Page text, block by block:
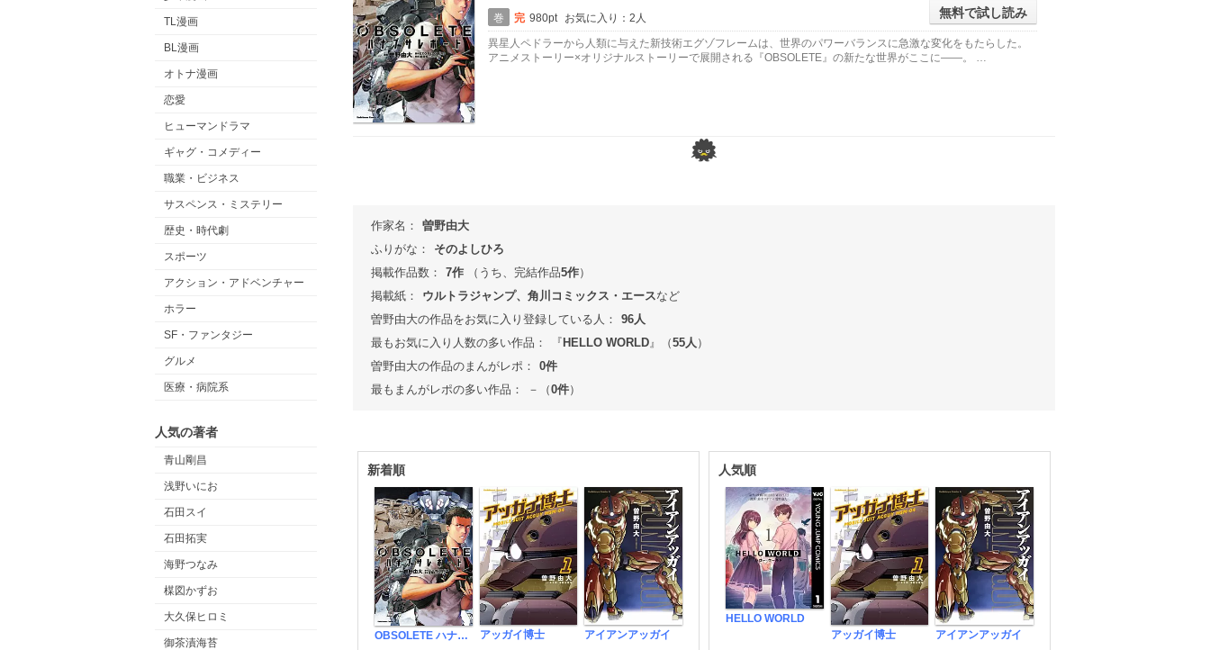
TL漫画
BL漫画
オトナ漫画
恋愛
ヒューマンドラマ
ギャグ・コメディー
職業・ビジネス
サスペンス・ミステリー
歴史・時代劇
スポーツ
アクション・アドベンチャー
ホラー
SF・ファンタジー
グルメ
医療・病院系
人気の著者
青山剛昌
浅野いにお
石田スイ
石田拓実
海野つなみ
楳図かずお
大久保ヒロミ
御茶漬海苔
無料で試し読み
巻 完 980pt
お気に入り：2人
異星人ペドラーから人類に与えた新技術エグゾフレームは、世界のパワーバランスに急激な変化をもたらした。
アニメストーリー×オリジナルストーリーで展開される『OBSOLETE』の新たな世界がここに――。 …
作家名：
曽野由大
ふりがな：
そのよしひろ
掲載作品数：
7作 （うち、完結作品5作）
掲載紙：
ウルトラジャンプ、角川コミックス・エースなど
曽野由大の作品をお気に入り登録している人：
96人
最もお気に入り人数の多い作品：
『HELLO WORLD 』（55人 ）
曽野由大の作品のまんがレポ：
0件
最もまんがレポの多い作品：
－（0件）
新着順
OBSOLETE ハナブサレポート アッガイ博士 アイアンアッガイ
人気順
HELLO WORLD
アッガイ博士
アイアンアッガイ